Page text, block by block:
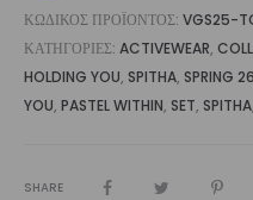
ΚΩΔΙΚΌΣ ΠΡΟΪΌΝΤΟΣ: VGS25-
ΚΑΤΗΓΟΡΊΕΣ: ACTIVEWEAR,
HOLDING YOU, SPITHA, SPRING 26
YOU, PASTEL WITHIN, SET, SPITHA
SHARE